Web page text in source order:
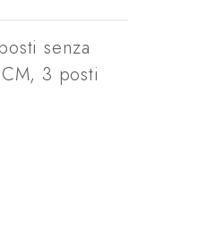
senza
3 posti